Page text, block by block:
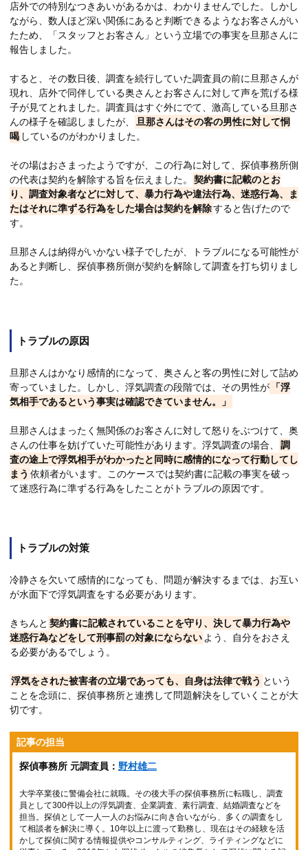
店外での特別なつきあいがあるかは、わかりませんでした。しかし
ながら、数人ほど深い関係にあると判断できるようなお客さんがい
たため、「スタッフとお客さん」という立場での事実を旦那さんに
報告しました。
すると、その数日後、調査を続行していた調査員の前に旦那さんが
現れ、店外で同伴している奥さんとお客さんに対して声を荒げる様
子が見てとれました。調査員はすぐ外にでて、激高している旦那さ
んの様子を確認しましたが、
旦那さんはその客の男性に対して恫
喝 しているのがわかりました。
その場はおさまったようですが、この行為に対して、探偵事務所側
の代表は契約を解除する旨を伝えました。
契約書に記載のとお
り、調査対象者などに対して、暴力行為や違法行為、迷惑行為、ま
たはそれに準ずる行為をした場合は契約を解除すると告げたので
す。
旦那さんは納得がいかない様子でしたが、トラブルになる可能性が
あると判断し、探偵事務所側が契約を解除して調査を打ち切りまし
た。
トラブルの原因
旦那さんはかなり感情的になって、奥さんと客の男性に対して詰め
寄っていました。しかし、浮気調査の段階では、その男性が
「浮
気相手であるという事実は確認できていません。」
旦那さんはまったく無関係のお客さんに対して怒りをぶつけて、奥
さんの仕事を妨げていた可能性があります。浮気調査の場合、
調
査の途上で浮気相手がわかったと同時に感情的になって行動してし
まう 依頼者がいます。このケースでは契約書に記載の事実を破っ
て迷惑行為に準ずる行為をしたことがトラブルの原因です。
トラブルの対策
冷静さを欠いて感情的になっても、問題が解決するまでは、お互い
が水面下で浮気調査をする必要があります。
きちんと 契約書に記載されていることを守り、決して暴力行為や
迷惑行為などをして刑事罰の対象にならない よう、自分をおさえ
る必要があるでしょう。
浮気をされた被害者の立場であっても、自身は法律で戦う という
ことを念頭に、探偵事務所と連携して問題解決をしていくことが大
切です。
記事の担当
探偵事務所 元調査員： 野村雄二
大学卒業後に警備会社に就職。その後大手の探偵事務所に転職し、調査
員として300件以上の浮気調査、企業調査、素行調査、結婚調査などを
担当。探偵として一人一人のお悩みに向き合いながら、多くの調査をし
て相談者を解決に導く。10年以上に渡って勤務し、現在はその経験を活
かして探偵に関する情報提供やコンサルティング、ライティングなどに